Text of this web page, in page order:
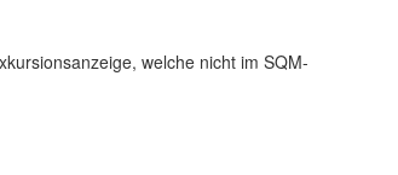
welche nicht im SQM-